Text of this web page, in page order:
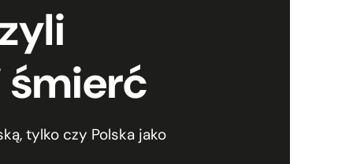
śmierć
tylko czy Polska jako